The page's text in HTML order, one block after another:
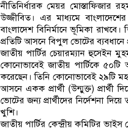
নীতিনির্ধারক মেয়র মোস্তাফিজার
উজ্জীবিত। এর মাধ্যমে
বাংলাদেশ বিনির্মানে ভূমিকা
প্রতিটি আসনে বিপুল ভোটের ব্যবধানে
জাতীয় পার্টির চেয়ারম্যান হুসেইন
কোনোভাবেই জাতীয় পার্টিকে
করেছেন। তিনি কোনোভাবেই ২৯টি
আসনে একক প্রার্থী (উন্মুক্ত) প্রার্থী
ভোটের জন্য প্রার্থীদের নির্দেশনা
খুশি।
জাতীয় পার্টির কেন্দ্রীয় কমিটির